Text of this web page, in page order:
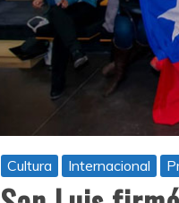
Cultura Internacional